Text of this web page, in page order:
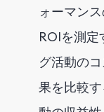
ォーマン
ROIを測
グ活動の
果を比較